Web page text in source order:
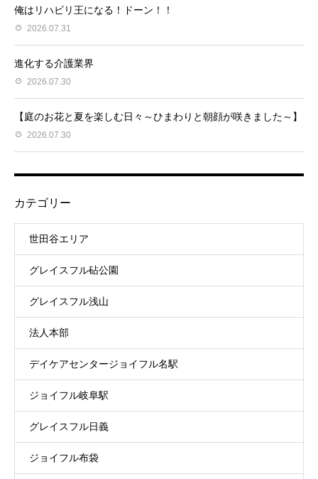
俺はリハビリ王になる！ドーン！！
2026.07.31
進化する介護業界
2026.07.30
【庭のお花と夏を楽しむ日々～ひまわりと朝顔が咲きました～】
2026.07.30
カテゴリー
世田谷エリア
グレイスフル砧公園
グレイスフル浅山
法人本部
デイケアセンタージョイフル名駅
ジョイフル岐阜駅
グレイスフル日義
ジョイフル布袋